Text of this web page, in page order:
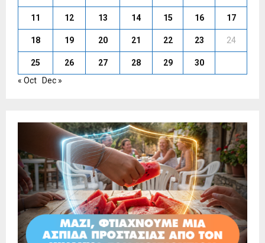
11 12 13 14 15 16 17
18 19 20 21 22 23 24
25 26 27 28 29
30
« Oct
Dec »